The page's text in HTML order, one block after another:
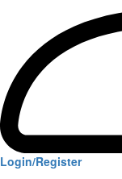
Login/Register